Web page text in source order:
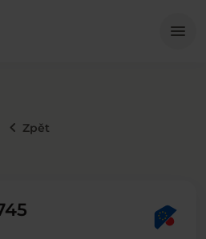
menu
keyboard_arrow_left Zpět